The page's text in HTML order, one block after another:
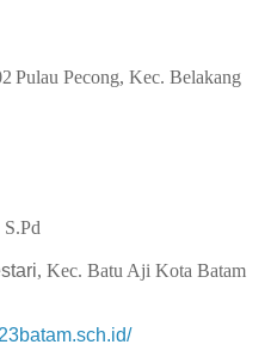
Pulau Pecong, Kec. Belakang
, Kec. Batu Aji Kota Batam